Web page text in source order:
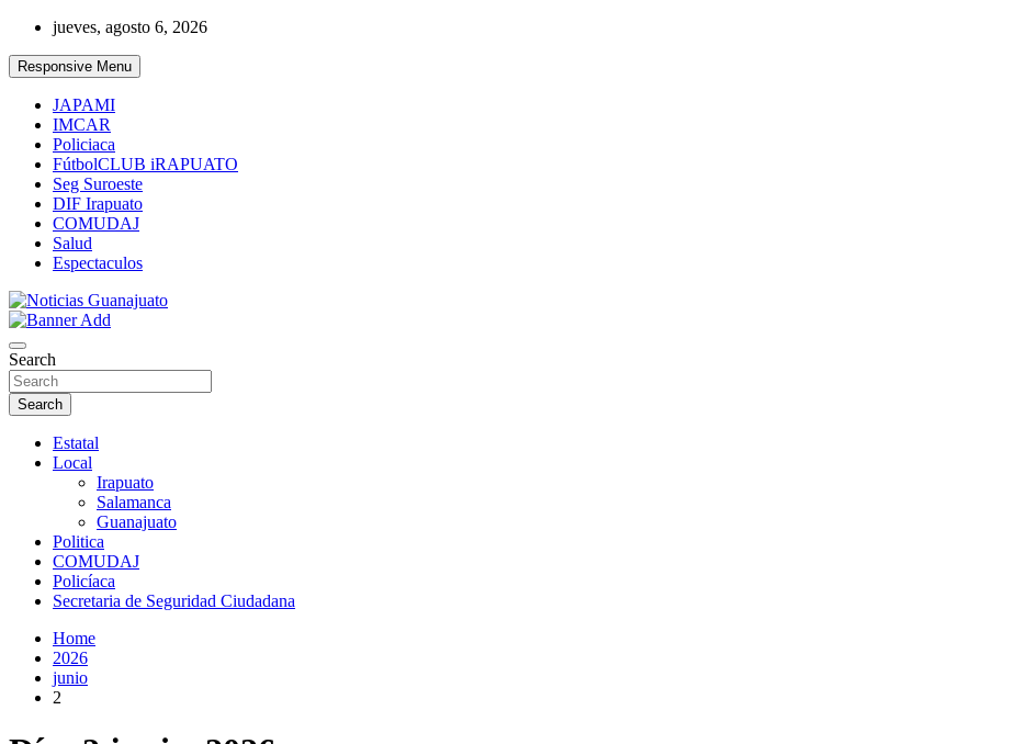
Skip
content
jueves, agosto 6, 2026
Responsive Menu
JAPAMI
IMCAR
Policiaca
FútbolCLUB iRAPUATO
Seg Suroeste
DIF Irapuato
COMUDAJ
Salud
Espectaculos
Noticias Guanajuato
Search
Search
Estatal
Local
Irapuato
Salamanca
Guanajuato
Politica
COMUDAJ
Policíaca
Secretaria de Seguridad Ciudadana
Home
2026
junio
2